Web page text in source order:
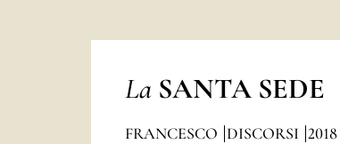
La SANTA SEDE
FRANCESCO DISCORSI 2018